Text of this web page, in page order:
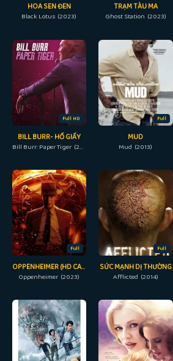
HOA SEN ĐEN
Black Lotus (2023)
TRẠM TÀU MA
Ghost Station (2023)
Full HD
BILL BURR- HỔ GIẤY
Bill Burr: Paper Tiger (2019)
Full
MUD
Mud (2013)
Full
OPPENHEIMER (HD CAM)
Oppenheimer (2023)
Full
SỨC MẠNH DỊ THƯỜNG
Afflicted (2014)